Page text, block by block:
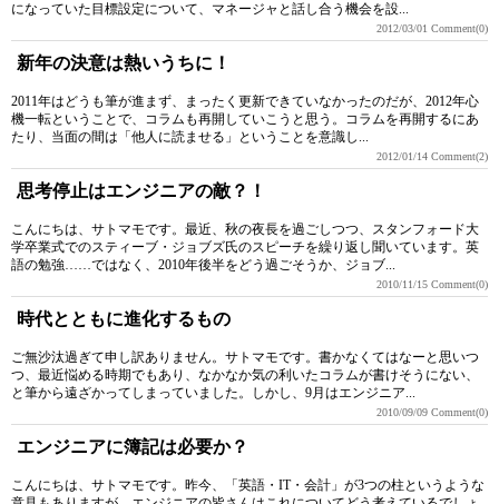
になっていた目標設定について、マネージャと話し合う機会を設...
2012/03/01 Comment(0)
新年の決意は熱いうちに！
2011年はどうも筆が進まず、まったく更新できていなかったのだが、2012年心
機一転ということで、コラムも再開していこうと思う。コラムを再開するにあ
たり、当面の間は「他人に読ませる」ということを意識し...
2012/01/14 Comment(2)
思考停止はエンジニアの敵？！
こんにちは、サトマモです。最近、秋の夜長を過ごしつつ、スタンフォード大
学卒業式でのスティーブ・ジョブズ氏のスピーチを繰り返し聞いています。英
語の勉強……ではなく、2010年後半をどう過ごそうか、ジョブ...
2010/11/15 Comment(0)
時代とともに進化するもの
ご無沙汰過ぎて申し訳ありません。サトマモです。書かなくてはなーと思いつ
つ、最近悩める時期でもあり、なかなか気の利いたコラムが書けそうにない、
と筆から遠ざかってしまっていました。しかし、9月はエンジニア...
2010/09/09 Comment(0)
エンジニアに簿記は必要か？
こんにちは、サトマモです。昨今、「英語・IT・会計」が3つの柱というような